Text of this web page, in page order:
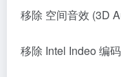
移除 空间音效 (3D
移除 Intel Indeo 编